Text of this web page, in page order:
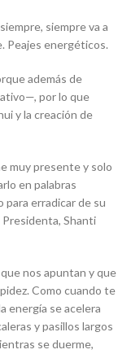
siempre va a
Peajes energéticos.
además de
—, por lo que
y la creación de
muy presente y solo
en palabras
para erradicar de su
Shanti
nos apuntan y que
Como cuando te
energía se acelera
y pasillos largos
se duerme,